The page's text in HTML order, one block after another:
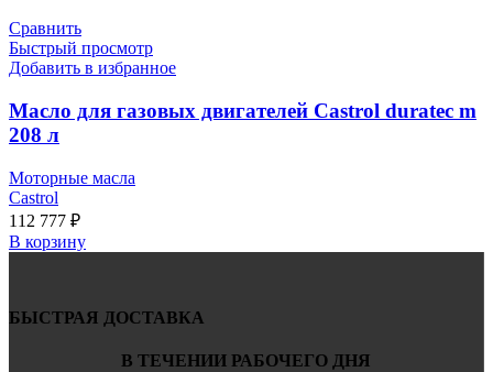
Сравнить
Быстрый просмотр
Добавить в избранное
Масло для газовых двигателей Castrol duratec m
208 л
Моторные масла
Castrol
112 777 ₽
В корзину
БЫСТРАЯ ДОСТАВКА
В ТЕЧЕНИИ РАБОЧЕГО ДНЯ